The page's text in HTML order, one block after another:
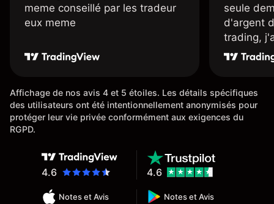
meme conseillé par les tradeur
eux meme
seule
d'argent
trading,
une carte
Affichage de nos avis 4 et 5 étoiles. Les détails spécifiques
des utilisateurs ont été intentionnellement anonymisés pour
protéger leur vie privée conformément aux exigences du
RGPD.
4.6
Notes et Avis Notes et Avis
4.6